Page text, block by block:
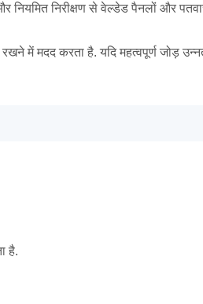
नियमित निरीक्षण से वेल्डेड पैनलों और
में मदद करता है. यदि महत्वपूर्ण जोड़
है.